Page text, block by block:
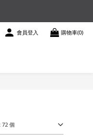
會員登入 購物車(0)
72 個